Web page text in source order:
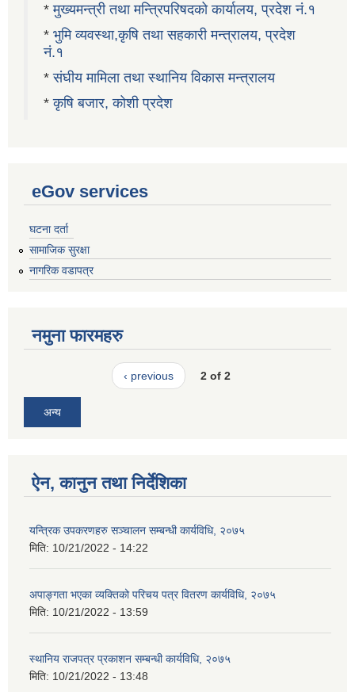
*मुख्यमन्त्री तथा मन्त्रिपरिषदको कार्यालय, प्रदेश नं.१
* भुमि व्यवस्था,कृषि तथा सहकारी मन्त्रालय, प्रदेश
नं.१
*संघीय मामिला तथा स्थानिय विकास मन्त्रालय
*कृषि बजार, कोशी प्रदेश
eGov services
घटना दर्ता
सामाजिक सुरक्षा
नागरिक वडापत्र
नमुना फारमहरु
‹ previous 2 of 2
अन्य
ऐन, कानुन तथा निर्देशिका
यन्त्रिक उपकरणहरु सञ्चालन सम्बन्धी कार्यविधि, २०७५
मिति: 10/21/2022 - 14:22
अपाङ्गता भएका व्यक्तिको परिचय पत्र वितरण कार्यविधि, २०७५
मिति: 10/21/2022 - 13:59
स्थानिय राजपत्र प्रकाशन सम्बन्धी कार्यविधि, २०७५
मिति: 10/21/2022 - 13:48